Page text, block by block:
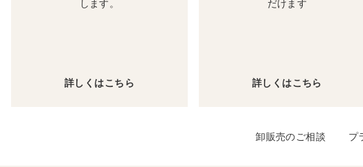
します。
詳しくはこちら
だけます
詳しくはこちら
卸販売のご相談 プ